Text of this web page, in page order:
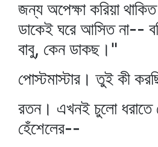
জন্য অপেক্ষা করিয়া
ডাকেই ঘরে আসিত না--
বাবু, কেন ডাকছ।"
পোস্টমাস্টার। তুই কী
রতন। এখনই চুলো ধরাতে
হেঁশেলের--